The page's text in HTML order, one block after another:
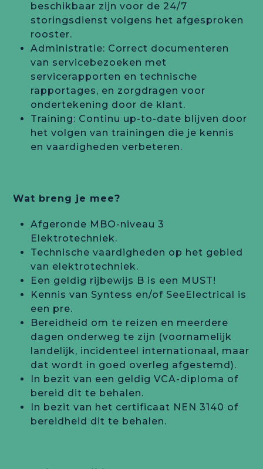
beschikbaar zijn voor de 24/7
storingsdienst volgens het afgesproken
rooster.
Administratie: Correct documenteren
van servicebezoeken met
servicerapporten en technische
rapportages, en zorgdragen voor
ondertekening door de klant.
Training: Continu up-to-date blijven door
het volgen van trainingen die je kennis
en vaardigheden verbeteren.
Wat breng je mee?
Afgeronde MBO-niveau 3
Elektrotechniek.
Technische vaardigheden op het gebied
van elektrotechniek.
Een geldig rijbewijs B is een MUST!
Kennis van Syntess en/of SeeElectrical is
een pre.
Bereidheid om te reizen en meerdere
dagen onderweg te zijn (voornamelijk
landelijk, incidenteel internationaal, maar
dat wordt in goed overleg afgestemd).
In bezit van een geldig VCA-diploma of
bereid dit te behalen.
In bezit van het certificaat NEN 3140 of
bereidheid dit te behalen.